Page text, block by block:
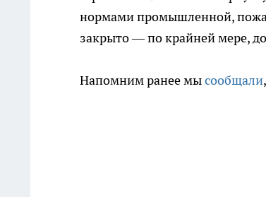
нормами промышленной,
закрыто — по крайней мере,
Напомним ранее мысообщали